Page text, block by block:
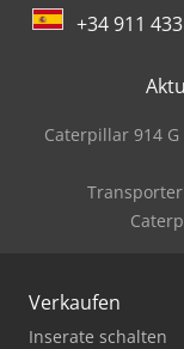
+34 911
Caterpillar 914 G
Verkaufen
Inserate schalten